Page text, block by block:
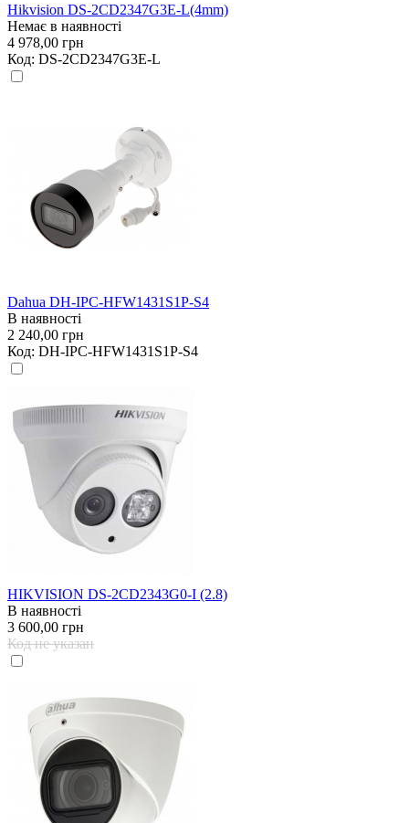
Hikvision DS-2CD2347G3E-L(4mm)
Немає в наявності
4 978,00 грн
Код: DS-2CD2347G3E-L
Dahua DH-IPC-HFW1431S1P-S4
В наявності
2 240,00 грн
Код: DH-IPC-HFW1431S1P-S4
HIKVISION DS-2CD2343G0-I (2.8)
В наявності
3 600,00 грн
Код не указан